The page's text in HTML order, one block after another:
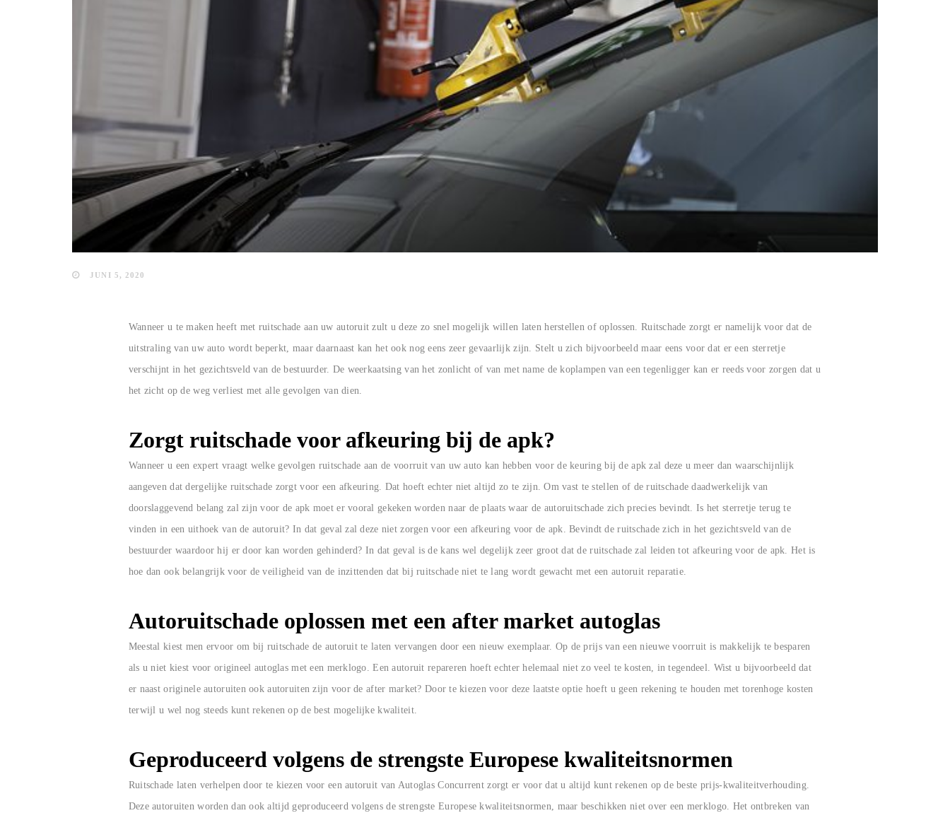
JUNI 5, 2020
Wanneer u te maken heeft met ruitschade aan uw autoruit zult u deze zo snel mogelijk willen laten herstellen of oplossen. Ruitschade zorgt er namelijk voor dat de
uitstraling van uw auto wordt beperkt, maar daarnaast kan het ook nog eens zeer gevaarlijk zijn. Stelt u zich bijvoorbeeld maar eens voor dat er een sterretje
verschijnt in het gezichtsveld van de bestuurder. De weerkaatsing van het zonlicht of van met name de koplampen van een tegenligger kan er reeds voor zorgen dat u
het zicht op de weg verliest met alle gevolgen van dien.
Zorgt ruitschade voor afkeuring bij de apk?
Wanneer u een expert vraagt welke gevolgen ruitschade aan de voorruit van uw auto kan hebben voor de keuring bij de apk zal deze u meer dan waarschijnlijk
aangeven dat dergelijke ruitschade zorgt voor een afkeuring. Dat hoeft echter niet altijd zo te zijn. Om vast te stellen of de ruitschade daadwerkelijk van
doorslaggevend belang zal zijn voor de apk moet er vooral gekeken worden naar de plaats waar de autoruitschade zich precies bevindt. Is het sterretje terug te
vinden in een uithoek van de autoruit? In dat geval zal deze niet zorgen voor een afkeuring voor de apk. Bevindt de ruitschade zich in het gezichtsveld van de
bestuurder waardoor hij er door kan worden gehinderd? In dat geval is de kans wel degelijk zeer groot dat de ruitschade zal leiden tot afkeuring voor de apk. Het is
hoe dan ook belangrijk voor de veiligheid van de inzittenden dat bij ruitschade niet te lang wordt gewacht met een autoruit reparatie.
Autoruitschade oplossen met een after market autoglas
Meestal kiest men ervoor om bij ruitschade de autoruit te laten vervangen door een nieuw exemplaar. Op de prijs van een nieuwe voorruit is makkelijk te besparen
als u niet kiest voor origineel autoglas met een merklogo. Een autoruit repareren hoeft echter helemaal niet zo veel te kosten, in tegendeel. Wist u bijvoorbeeld dat
er naast originele autoruiten ook autoruiten zijn voor de after market? Door te kiezen voor deze laatste optie hoeft u geen rekening te houden met torenhoge kosten
terwijl u wel nog steeds kunt rekenen op de best mogelijke kwaliteit.
Geproduceerd volgens de strengste Europese kwaliteitsnormen
Ruitschade laten verhelpen door te kiezen voor een autoruit van Autoglas Concurrent zorgt er voor dat u altijd kunt rekenen op de beste prijs-kwaliteitverhouding.
Deze autoruiten worden dan ook altijd geproduceerd volgens de strengste Europese kwaliteitsnormen, maar beschikken niet over een merklogo. Het ontbreken van